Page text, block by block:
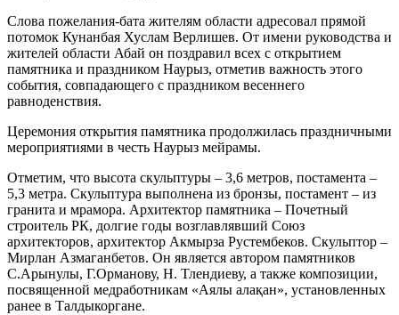
Слова пожелания-бата жителям области адресовал прямой
потомок Кунанбая Хуслам Верлишев. От имени руководства и
жителей области Абай он поздравил всех с открытием
памятника и праздником Наурыз, отметив важность этого
события, совпадающего с праздником весеннего
равноденствия.
Церемония открытия памятника продолжилась праздничными
мероприятиями в честь Наурыз мейрамы.
Отметим, что высота скульптуры – 3,6 метров, постамента –
5,3 метра. Скульптура выполнена из бронзы, постамент – из
гранита и мрамора. Архитектор памятника – Почетный
строитель РК, долгие годы возглавлявший Союз
архитекторов, архитектор Акмырза Рустембеков. Скульптор –
Мирлан Азмаганбетов. Он является автором памятников
С.Арынулы, Г.Орманову, Н. Тлендиеву, а также композиции,
посвященной медработникам «Аялы алақан», установленных
ранее в Талдыкоргане.